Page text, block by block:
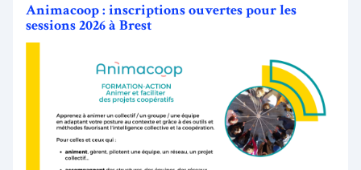
Animacoop : inscriptions ouvertes pour les
sessions 2026 à Brest